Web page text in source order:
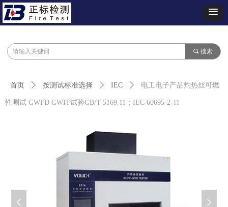
넳 넲
首页 ꄲ 按测试标准选择 ꄲ IEC ꄲ 电工电子产品灼热丝可燃
性测试 GWFD GWIT试验GB/T 5169.11；IEC 60695-2-11
끠 搜索